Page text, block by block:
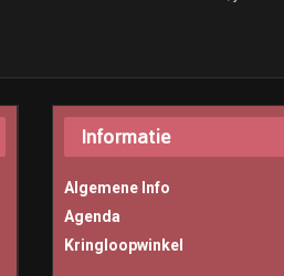
Informatie
Algemene Info
Agenda
Kringloopwinkel